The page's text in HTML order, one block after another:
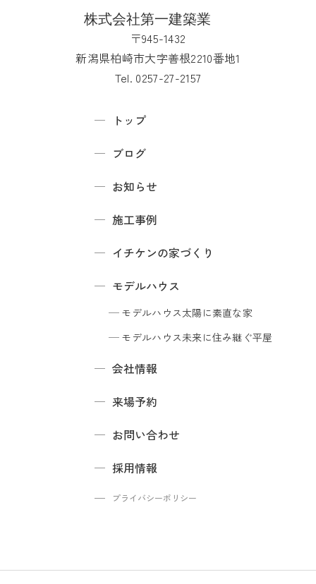
〒945-1432
新潟県柏崎市大字善根2210番地1
Tel. 0257-27-2157
トップ
ブログ
お知らせ
施工事例
イチケンの家づくり
モデルハウス
モデルハウス太陽に素直な家
モデルハウス未来に住み継ぐ平屋
会社情報
来場予約
お問い合わせ
採用情報
プライバシーポリシー